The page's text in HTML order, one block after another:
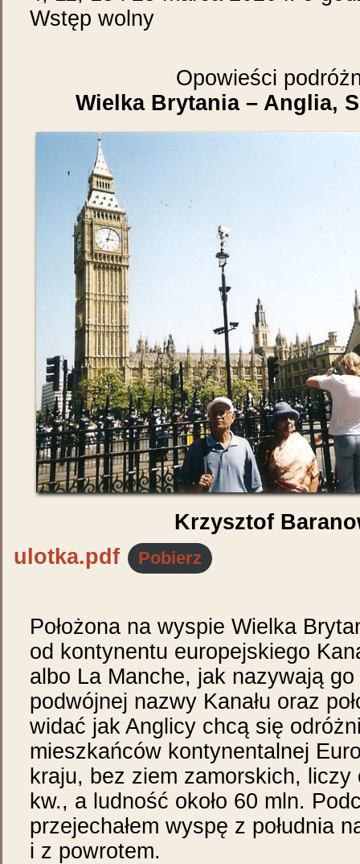
Wstęp wolny
Opowieści
Wielka Brytania – Anglia,
Krzysztof
ulotka.pdf
Pobierz
Położona na wyspie Wielka
od kontynentu europejskiego
albo La Manche, jak nazywają
podwójnej nazwy Kanału oraz
widać jak Anglicy chcą się
mieszkańców kontynentalnej
kraju, bez ziem zamorskich, liczy
kw., a ludność około 60 mln.
przejechałem wyspę z południa
i z powrotem.